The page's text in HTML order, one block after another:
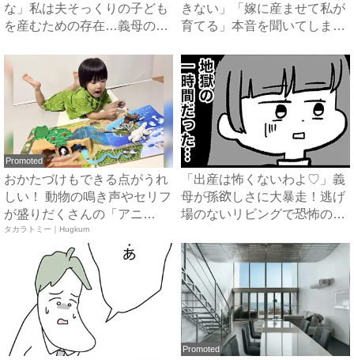
な」私は夫そっくりの子ども
を産むための存在…義母の企
きない」「嫁に産ませて私が
育てる」本音を聞いてしまい
Promoted
おかたづけもできる点がうれ
しい！ 動物の鳴き声やセリフ
が盛りだくさんの「アニ
ア ...
タカラトミー｜Hugkum
「出産は怖くないわよ♡」義
母が孫欲しさに大暴走！逃げ
場のないリビングで恐怖の1
Promoted